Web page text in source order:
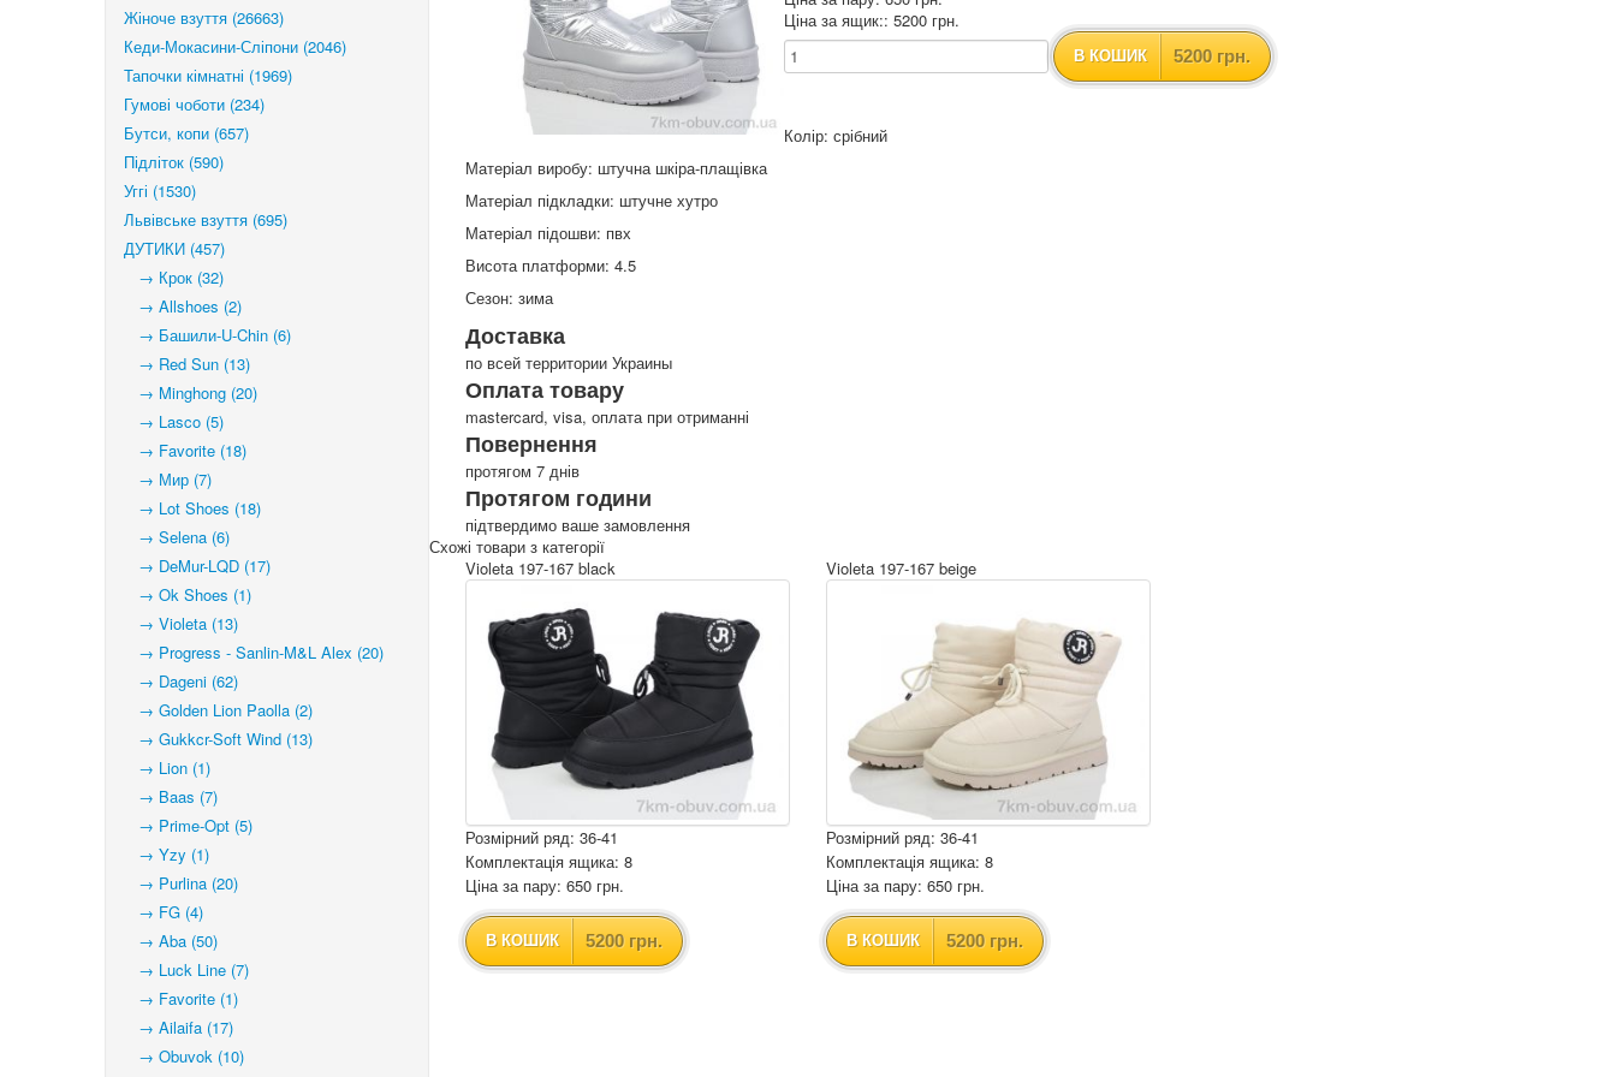
Жіноче взуття (26663)
Кеди-Мокасини-Сліпони (2046)
Тапочки кімнатні (1969)
Гумові чоботи (234)
Бутси, копи (657)
Підліток (590)
Уггі (1530)
Львівське взуття (695)
ДУТИКИ (457)
→ Крок (32)
→ Allshoes (2)
→ Башили-U-Chin (6)
→ Red Sun (13)
→ Minghong (20)
→ Lasco (5)
→ Favorite (18)
→ Мир (7)
→ Lot Shoes (18)
→ Selena (6)
→ DeMur-LQD (17)
→ Ok Shoes (1)
→ Violeta (13)
→ Progress - Sanlin-M&L Alex (20)
→ Dageni (62)
→ Golden Lion Paolla (2)
→ Gukkcr-Soft Wind (13)
→ Lion (1)
→ Baas (7)
→ Prime-Opt (5)
→ Yzy (1)
→ Purlina (20)
→ FG (4)
→ Aba (50)
→ Luck Line (7)
→ Favorite (1)
→ Ailaifa (17)
→ Obuvok (10)
Ціна за ящик:: 5200 грн.
В КОШИК 5200 грн.
Колір: срібний
Матеріал виробу: штучна шкіра-плащівка
Матеріал підкладки: штучне хутро
Матеріал підошви: пвх
Висота платформи: 4.5
Сезон: зима
Доставка
по всей территории Украины
Оплата товару
mastercard, visa, оплата при отриманні
Повернення
протягом 7 днів
Протягом години
підтвердимо ваше замовлення
Схожі товари з категорії
Violeta 197-167 black
Розмірний ряд: 36-41
Комплектація ящика: 8
Ціна за пару: 650 грн.
В КОШИК 5200 грн.
Violeta 197-167 beige
Розмірний ряд: 36-41
Комплектація ящика: 8
Ціна за пару: 650 грн.
В КОШИК 5200 грн.